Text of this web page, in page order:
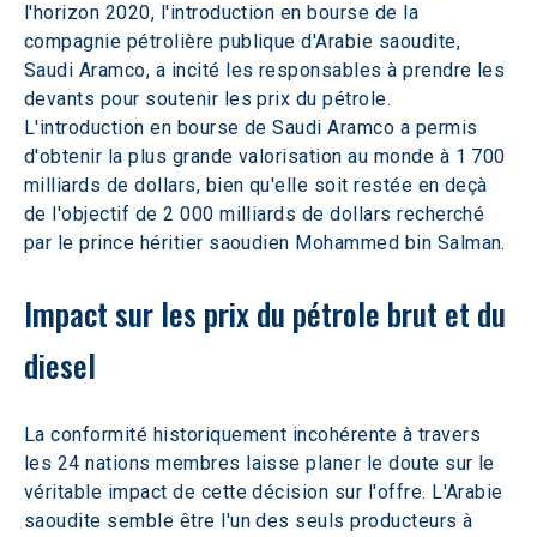
l'horizon 2020, l'introduction en bourse de la
compagnie pétrolière publique d'Arabie saoudite,
Saudi Aramco, a incité les responsables à prendre les
devants pour soutenir les prix du pétrole.
L'introduction en bourse de Saudi Aramco a permis
d'obtenir la plus grande valorisation au monde à 1 700
milliards de dollars, bien qu'elle soit restée en deçà
de l'objectif de 2 000 milliards de dollars recherché
par le prince héritier saoudien Mohammed bin Salman.
Impact sur les prix du pétrole brut et du
diesel
La conformité historiquement incohérente à travers
les 24 nations membres laisse planer le doute sur le
véritable impact de cette décision sur l'offre. L'Arabie
saoudite semble être l'un des seuls producteurs à